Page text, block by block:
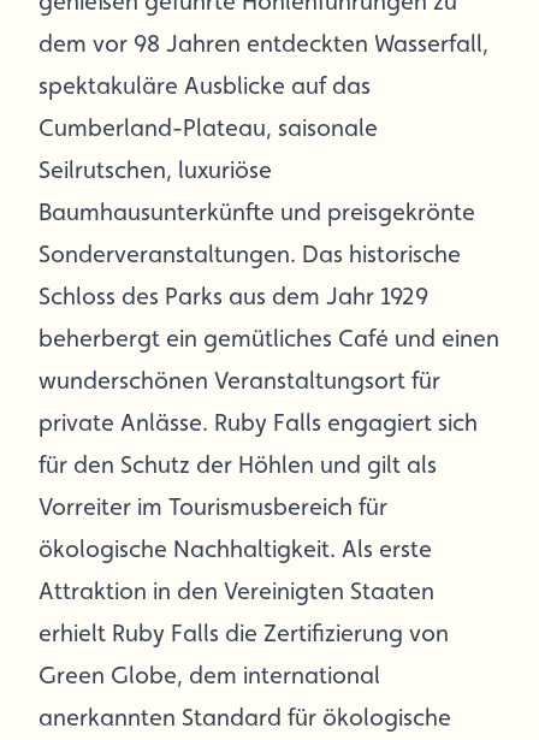
dem vor 98 Jahren entdeckten Wasserfall,
spektakuläre Ausblicke auf das
Cumberland-Plateau, saisonale
Seilrutschen, luxuriöse
Baumhausunterkünfte und preisgekrönte
Sonderveranstaltungen. Das historische
Schloss des Parks aus dem Jahr 1929
beherbergt ein gemütliches Café und einen
wunderschönen Veranstaltungsort für
private Anlässe. Ruby Falls engagiert sich
für den Schutz der Höhlen und gilt als
Vorreiter im Tourismusbereich für
ökologische Nachhaltigkeit. Als erste
Attraktion in den Vereinigten Staaten
erhielt Ruby Falls die Zertifizierung von
Green Globe, dem international
anerkannten Standard für ökologische